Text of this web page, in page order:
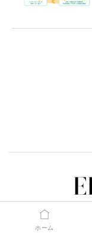
ホーム